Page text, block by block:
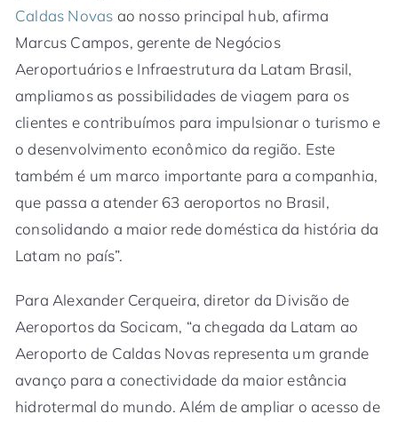
Caldas Novas ao nosso principal hub, afirma
Marcus Campos, gerente de Negócios
Aeroportuários e Infraestrutura da Latam Brasil,
ampliamos as possibilidades de viagem para os
clientes e contribuímos para impulsionar o turismo e
o desenvolvimento econômico da região. Este
também é um marco importante para a companhia,
que passa a atender 63 aeroportos no Brasil,
consolidando a maior rede doméstica da história da
Latam no país”.
Para Alexander Cerqueira, diretor da Divisão de
Aeroportos da Socicam, “a chegada da Latam ao
Aeroporto de Caldas Novas representa um grande
avanço para a conectividade da maior estância
hidrotermal do mundo. Além de ampliar o acesso de